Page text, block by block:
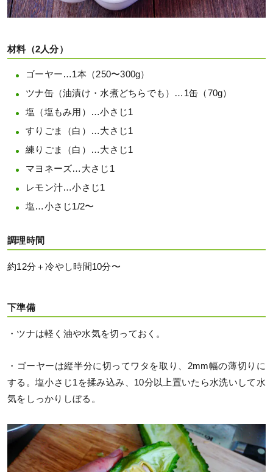
材料（2人分）
ゴーヤー…1本（250〜300g）
ツナ缶（油漬け・水煮どちらでも）…1缶（70g）
塩（塩もみ用）…小さじ1
すりごま（白）…大さじ1
練りごま（白）…大さじ1
マヨネーズ…大さじ1
レモン汁…小さじ1
塩…小さじ1/2〜
調理時間
約12分＋冷やし時間10分〜
下準備
・ツナは軽く油や水気を切っておく。
・ゴーヤーは縦半分に切ってワタを取り、2mm幅の薄切りに
する。塩小さじ1を揉み込み、10分以上置いたら水洗いして水
気をしっかりしぼる。